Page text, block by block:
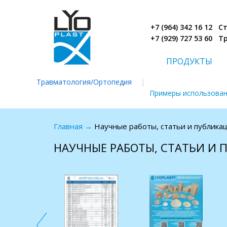
Травматология/Ортопедия |
+7 (964) 342 16 12
+7 (929) 727 53 60
ПРОДУКТЫ
Примеры
Главная → Научные работы, статьи и
НАУЧНЫЕ РАБОТЫ, СТАТЬИ И